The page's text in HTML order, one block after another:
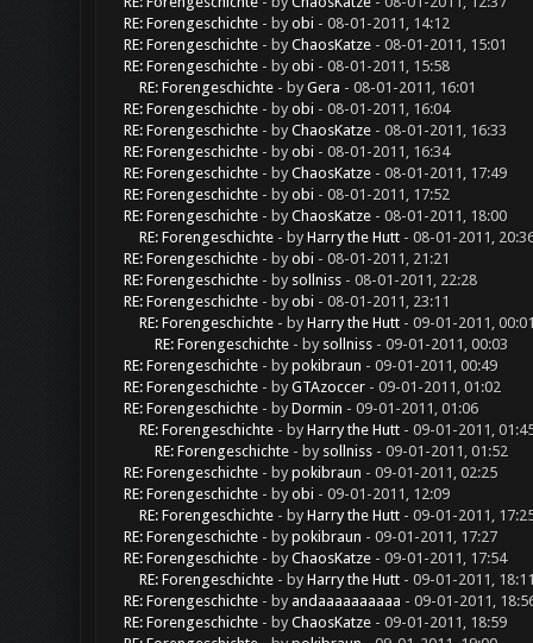
RE: Forengeschichte - byobi- 08-01-2011, 14:12
RE: Forengeschichte - byChaosKatze- 08-01-2011, 15:01
RE: Forengeschichte - byobi- 08-01-2011, 15:58
RE: Forengeschichte - byGera - 08-01-2011, 16:01
RE: Forengeschichte - byobi- 08-01-2011, 16:04
RE: Forengeschichte - byChaosKatze- 08-01-2011, 16:33
RE: Forengeschichte - byobi- 08-01-2011, 16:34
RE: Forengeschichte - byChaosKatze- 08-01-2011, 17:49
RE: Forengeschichte - byobi- 08-01-2011, 17:52
RE: Forengeschichte - byChaosKatze- 08-01-2011, 18:00
RE: Forengeschichte - byHarry the Hutt- 08-01-2011,
RE: Forengeschichte - byobi- 08-01-2011, 21:21
RE: Forengeschichte - by sollniss- 08-01-2011, 22:28
RE: Forengeschichte - byobi- 08-01-2011, 23:11
RE: Forengeschichte - byHarry the Hutt- 09-01-2011, 00:01
RE: Forengeschichte - by sollniss- 09-01-2011, 00:03
RE: Forengeschichte - bypokibraun - 09-01-2011, 00:49
RE: Forengeschichte - byGTAzoccer- 09-01-2011, 01:02
RE: Forengeschichte - byDormin - 09-01-2011, 01:06
RE: Forengeschichte - byHarry the Hutt- 09-01-2011,
RE: Forengeschichte - by sollniss- 09-01-2011, 01:52
RE: Forengeschichte - bypokibraun - 09-01-2011, 02:25
RE: Forengeschichte - byobi- 09-01-2011, 12:09
RE: Forengeschichte - byHarry the Hutt- 09-01-2011,
RE: Forengeschichte - bypokibraun - 09-01-2011, 17:27
RE: Forengeschichte - byChaosKatze- 09-01-2011, 17:54
RE: Forengeschichte - byHarry the Hutt- 09-01-2011, 18:11
RE: Forengeschichte - byandaaaaaaaaaa - 09-01-2011,
RE: Forengeschichte - byChaosKatze- 09-01-2011, 18:59